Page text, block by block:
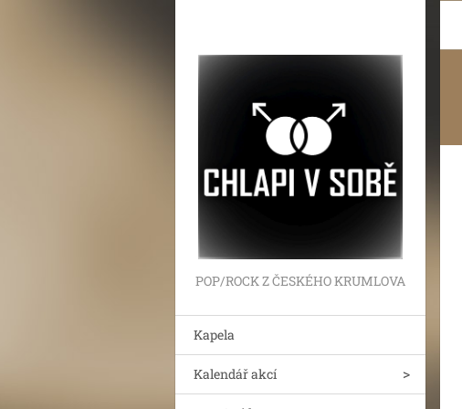
POP/ROCK Z ČESKÉHO KRUMLOVA
Kapela
Kalendář akcí